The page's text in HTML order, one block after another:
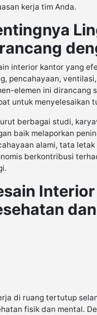
kerja tim Anda.
interior kantor yang
pencahayaan,
elemen ini dirancang
untuk menyelesaikan
berbagai studi,
baik melaporkan
alami, tata
berkontribusi
di ruang tertutup
fisik dan mental.